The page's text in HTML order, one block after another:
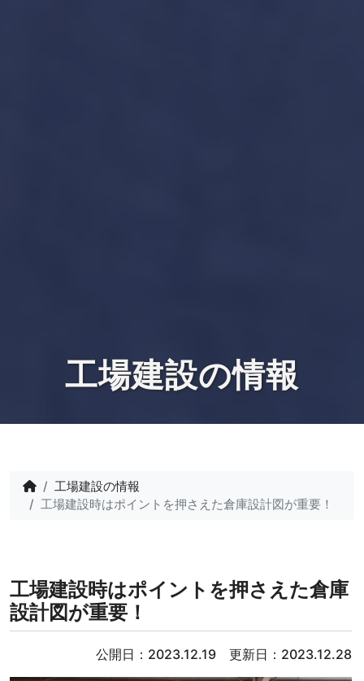
工場建設の情報
工場建設の情報
工場建設時はポイントを押さえた倉庫設計図が重要！
工場建設時はポイントを押さえた倉庫
設計図が重要！
公開日：2023.12.19 更新日：2023.12.28